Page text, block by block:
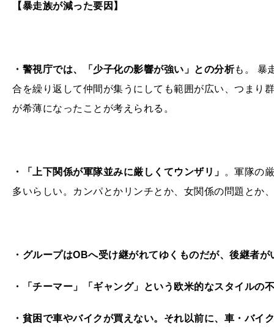
【暴走族が減った要因】
・警視庁では、「少子化の影響が強い」との分析も。 暴
合を繰り返して仲間が集うにしても範囲が広い、つまり
が希薄になったことが考えられる。
・「上下関係が軍隊並みに厳しくてウンザリ」
。軍隊の
多いらしい。カンパとかリンチとか、女関係の問題とか
・グループはOBへ受け継がれてゆくものだが、後継者が
・「チーマー」「ギャング」という欧米的なスタイルの
・貧困で車やバイクが買えない。それ以前に、車・バイ